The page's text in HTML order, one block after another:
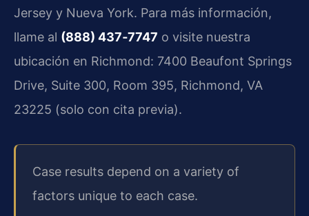
Jersey y Nueva York. Para más información,
llame al (888) 437‑7747 o visite nuestra
ubicación en Richmond: 7400 Beaufont Springs
Drive, Suite 300, Room 395, Richmond, VA
23225 (solo con cita previa).
Case results depend on a variety of
factors unique to each case.